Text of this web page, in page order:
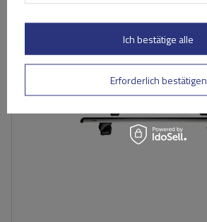
SONDERANGEBOT
Erforderlich bestätigen
Ich bestätige alle